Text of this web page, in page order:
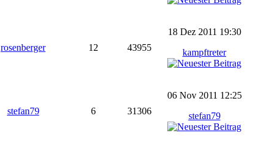
rosenberger 12 43955
18 Dez 2011 19:30
kampftreter
stefan79 6 31306
06 Nov 2011 12:25
stefan79